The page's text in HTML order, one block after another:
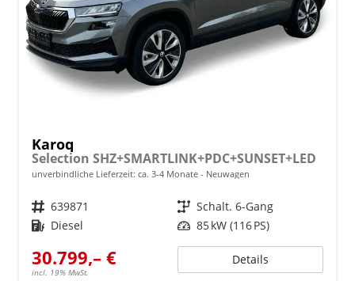
Karoq
Selection SHZ+SMARTLINK+PDC+SUNSET+LED
unverbindliche Lieferzeit: ca. 3-4 Monate Neuwagen
Fahrzeugnr. 639871 Getriebe Schalt. 6-Gang
Kraftstoff Diesel Leistung 85 kW (116 PS)
30.799,– €
incl. 19% MwSt.
Details